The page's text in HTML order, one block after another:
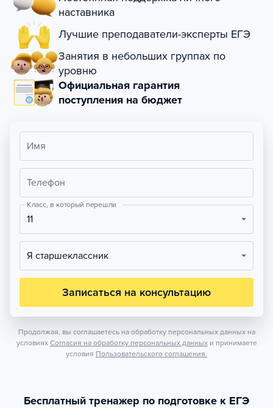
наставника
Лучшие преподаватели-эксперты ЕГЭ
Занятия в небольших группах по
уровню
Официальная гарантия
поступления на бюджет
Имя
Телефон
Класс, в который перешли
11
Я старшеклассник
Записаться на консультацию
Продолжая, вы соглашаетесь на обработку персональных данных на
условиях Согласия на обработку персональных данных и принимаете
условия Пользовательского соглашения.
Бесплатный тренажер по подготовке к ЕГЭ